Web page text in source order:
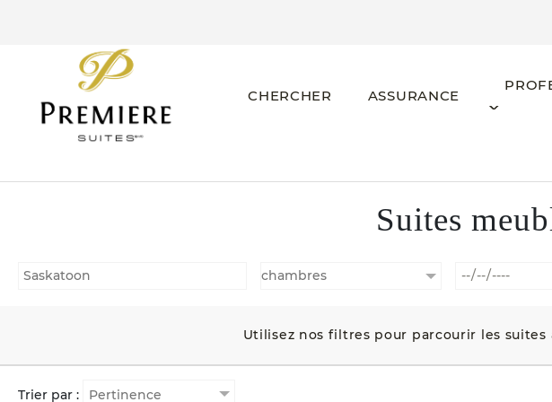
CHERCHER ASSURANCE
Suites
Utilisez nos filtres pour parcourir les suites
Trier par :